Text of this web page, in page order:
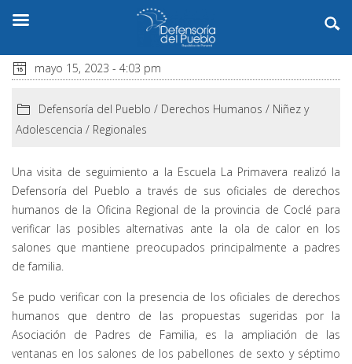
mayo 15, 2023 - 4:03 pm
Defensoría del Pueblo / Derechos Humanos / Niñez y
Adolescencia / Regionales
Una visita de seguimiento a la Escuela La Primavera realizó la
Defensoría del Pueblo a través de sus oficiales de derechos
humanos de la Oficina Regional de la provincia de Coclé para
verificar las posibles alternativas ante la ola de calor en los
salones que mantiene preocupados principalmente a padres
de familia.
Se pudo verificar con la presencia de los oficiales de derechos
humanos que dentro de las propuestas sugeridas por la
Asociación de Padres de Familia, es la ampliación de las
ventanas en los salones de los pabellones de sexto y séptimo